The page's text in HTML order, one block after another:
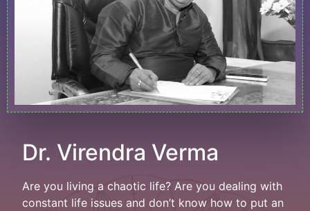
Dr. Virendra Verma
Are you living a chaotic life? Are you dealing with
constant life issues and don’t know how to put an